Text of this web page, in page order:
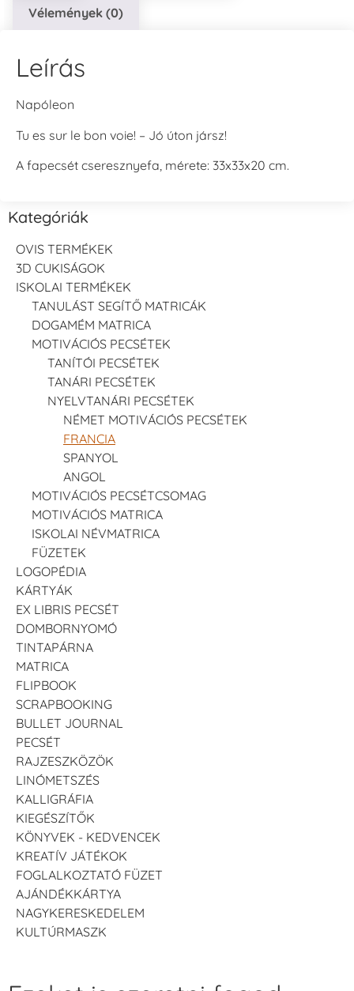
Vélemények (0)
Leírás
Napóleon
Tu es sur le bon voie! – Jó úton jársz!
A fapecsét cseresznyefa, mérete: 33x33x20 cm.
Kategóriák
OVIS TERMÉKEK
3D CUKISÁGOK
ISKOLAI TERMÉKEK
TANULÁST SEGÍTŐ MATRICÁK
DOGAMÉM MATRICA
MOTIVÁCIÓS PECSÉTEK
TANÍTÓI PECSÉTEK
TANÁRI PECSÉTEK
NYELVTANÁRI PECSÉTEK
NÉMET MOTIVÁCIÓS PECSÉTEK
FRANCIA
SPANYOL
ANGOL
MOTIVÁCIÓS PECSÉTCSOMAG
MOTIVÁCIÓS MATRICA
ISKOLAI NÉVMATRICA
FÜZETEK
LOGOPÉDIA
KÁRTYÁK
EX LIBRIS PECSÉT
DOMBORNYOMÓ
TINTAPÁRNA
MATRICA
FLIPBOOK
SCRAPBOOKING
BULLET JOURNAL
PECSÉT
RAJZESZKÖZÖK
LINÓMETSZÉS
KALLIGRÁFIA
KIEGÉSZÍTŐK
KÖNYVEK - KEDVENCEK
KREATÍV JÁTÉKOK
FOGLALKOZTATÓ FÜZET
AJÁNDÉKKÁRTYA
NAGYKERESKEDELEM
KULTÚRMASZK